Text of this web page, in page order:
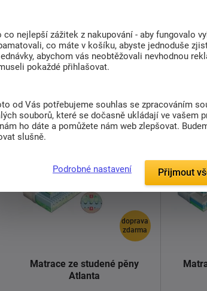
Luxusní ortopedická matrace
Spirit Superior Visco v kombinaci
visco ...
Spirit
doprava
zdarma
Matrace ze studené pěny
Atlanta
co nejlepší zážitek z nakupování - aby fungovalo
co máte v košíku, abyste jednoduše
abychom vás neobtěžovali nevhodnou
pokaždé přihlašovat.
od Vás potřebujeme souhlas se zpracováním
souborů, které se dočasně ukládají ve vašem
ho dáte a pomůžete nám web zlepšovat.
slušně.
Podrobné nastavení Přijmout